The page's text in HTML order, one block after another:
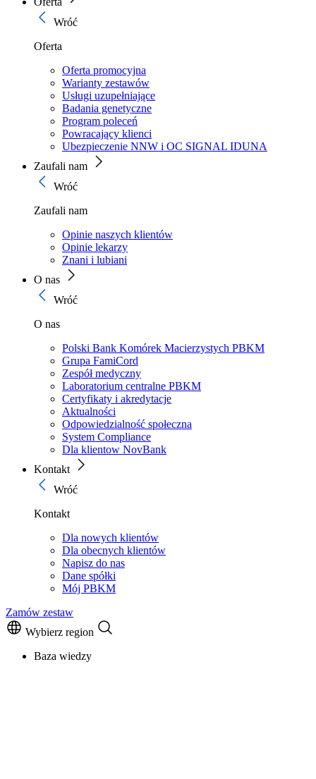
Wróć
Oferta
Oferta promocyjna
Warianty zestawów
Usługi uzupełniające
Badania genetyczne
Program poleceń
Powracający klienci
Ubezpieczenie NNW i OC SIGNAL IDUNA
Zaufali nam
Wróć
Zaufali nam
Opinie naszych klientów
Opinie lekarzy
Znani i lubiani
O nas
Wróć
O nas
Polski Bank Komórek Macierzystych PBKM
Grupa FamiCord
Zespół medyczny
Laboratorium centralne PBKM
Certyfikaty i akredytacje
Aktualności
Odpowiedzialność społeczna
System Compliance
Dla klientow NovBank
Kontakt
Wróć
Kontakt
Dla nowych klientów
Dla obecnych klientów
Napisz do nas
Dane spółki
Mój PBKM
Zamów zestaw
Wybierz region
Baza wiedzy